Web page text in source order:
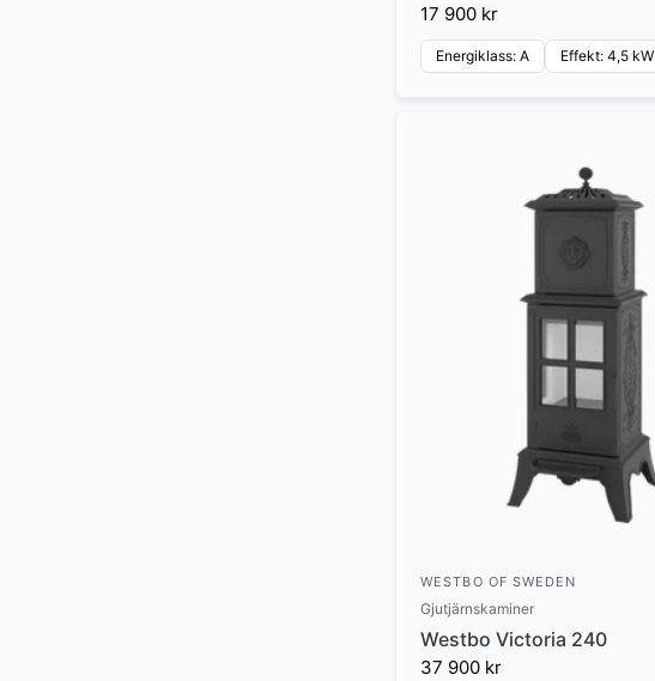
17 900 kr
Energiklass: A Effekt: 4,5 kW
WESTBO OF SWEDEN
Gjutjärnskaminer
Westbo Victoria 240
37 900 kr